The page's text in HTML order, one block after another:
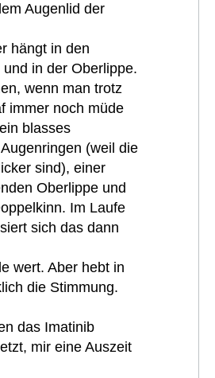
Augenlid der
hängt in den
in der Oberlippe.
wenn man trotz
immer noch müde
blasses
(weil die
sind), einer
Oberlippe und
Im Laufe
sich das dann
wert. Aber hebt in
die Stimmung.
das Imatinib
mir eine Auszeit